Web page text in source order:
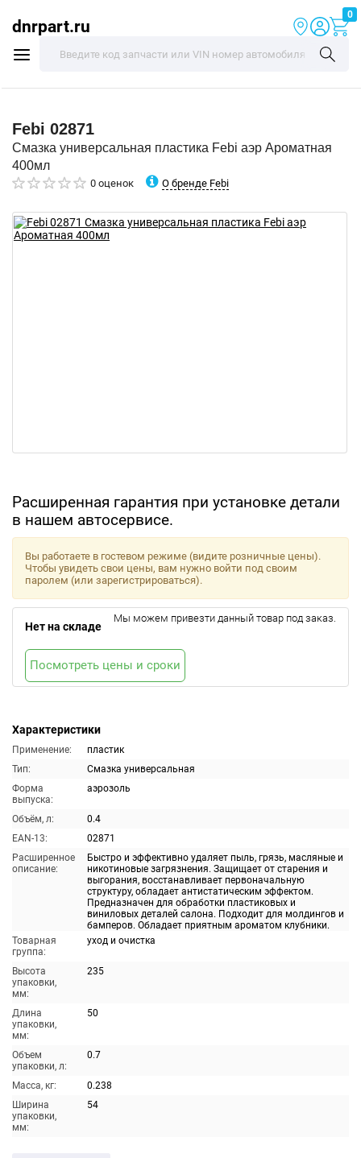
dnrpart.ru
0
Febi 02871
Смазка универсальная пластика Febi аэр Ароматная
400мл
0 оценок О бренде Febi
Расширенная гарантия при установке детали
в нашем автосервисе.
Характеристики
Применение:
пластик
Тип:
Смазка универсальная
Форма
выпуска:
аэрозоль
Объём, л:
0.4
EAN-13:
02871
Расширенное
описание:
Быстро и эффективно удаляет пыль, грязь, масляные и
никотиновые загрязнения. Защищает от старения и
выгорания, восстанавливает первоначальную
структуру, обладает антистатическим эффектом.
Предназначен для обработки пластиковых и
виниловых деталей салона. Подходит для молдингов и
бамперов. Обладает приятным ароматом клубники.
Товарная
группа:
уход и очистка
Высота
упаковки,
мм:
235
Длина
упаковки,
мм:
50
Объем
упаковки, л:
0.7
Масса, кг:
0.238
Ширина
упаковки,
мм:
54
Вы работаете в гостевом режиме (видите розничные цены).
Чтобы увидеть свои цены, вам нужно войти под своим
паролем (или зарегистрироваться).
Нет на складе
Мы можем привезти данный товар под заказ.
Посмотреть цены и сроки